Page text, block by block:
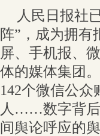
人民日报社
阵”，成为拥
屏、手机报、
体的媒体集团
142个微信公
人……数字背后
间舆论呼应的